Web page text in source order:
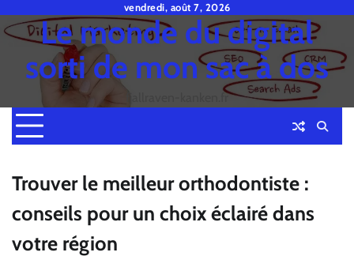
to
content
vendredi, août 7, 2026
Le monde du digital
sorti de mon sac à dos
fjallraven-kanken.fr
Trouver le meilleur orthodontiste :
conseils pour un choix éclairé dans
votre région